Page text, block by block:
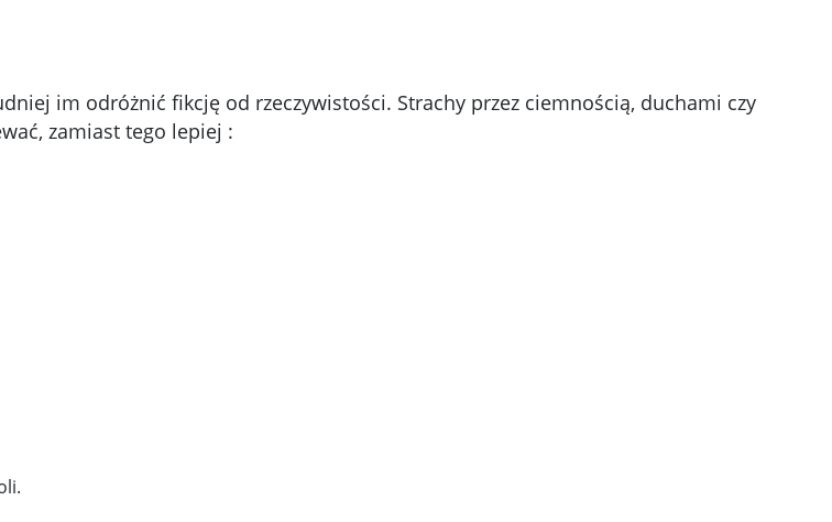
im odróżnić fikcję od rzeczywistości. Strachy przez ciemnością, duchami czy
zamiast tego lepiej :